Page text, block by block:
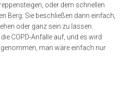
oder dem schnellen
Berg. Sie beschließen dann einfach,
oder ganz sein zu lassen.
COPD-Anfälle auf, und es wird
man wäre einfach nur